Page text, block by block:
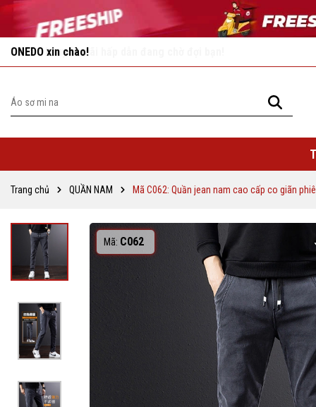
Vô vàn khuyến mãi hấp dẫn đang chờ đợi bạn!
Trang chủ QUẦN NAM Mã C062: Quần jean nam cao cấp co giãn
Mã: C062